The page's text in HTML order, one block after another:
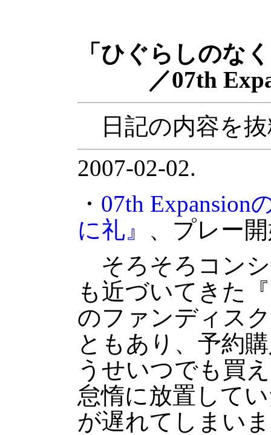
「ひぐらしのな
／07th
日記の内容を抜
2007-02-02.
・ 07th Expansion
に礼』 、プレー
そろそろコン
も近づいてきた
のファンディス
ともあり、予約
うせいつでも買
怠惰に放置して
が遅れてしまい